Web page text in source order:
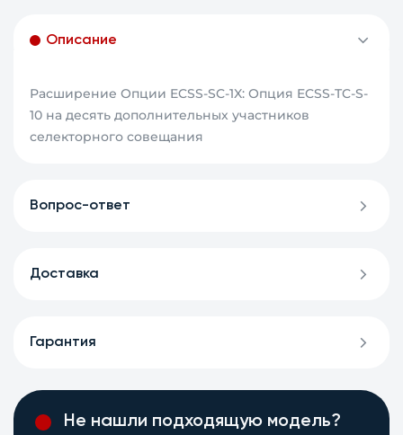
Описание
Расширение Опции ECSS-SC-1X: Опция ECSS-TC-S-
10 на десять дополнительных участников
селекторного совещания
Вопрос-ответ
Доставка
Гарантия
Не нашли подходящую модель?